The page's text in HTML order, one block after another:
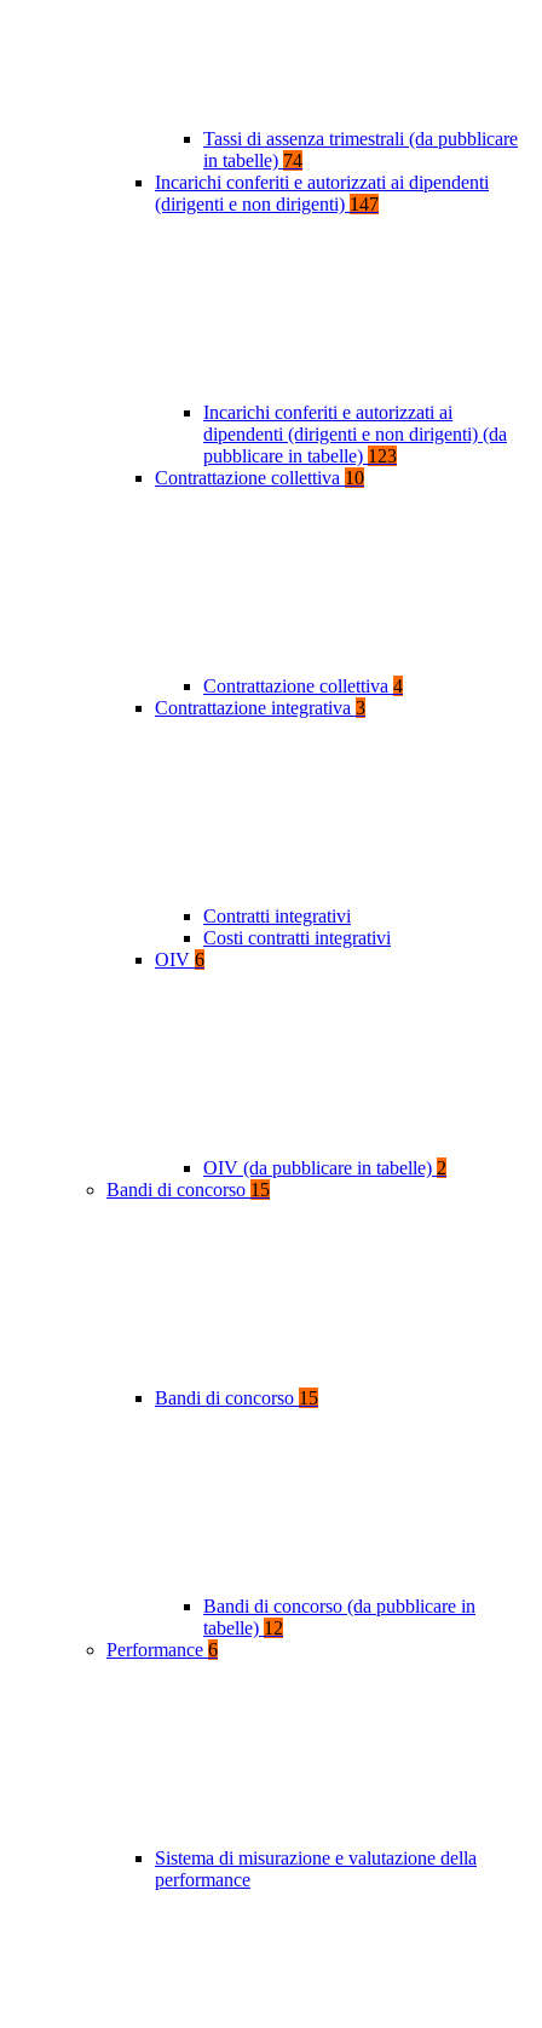
Tassi di assenza trimestrali (da pubblicare
in tabelle) 74
Incarichi conferiti e autorizzati ai dipendenti
(dirigenti e non dirigenti) 147
Incarichi conferiti e autorizzati ai
dipendenti (dirigenti e non dirigenti) (da
pubblicare in tabelle) 123
Contrattazione collettiva 10
Contrattazione collettiva 4
Contrattazione integrativa 3
Contratti integrativi
Costi contratti integrativi
OIV 6
OIV (da pubblicare in tabelle) 2
Bandi di concorso 15
Bandi di concorso 15
Bandi di concorso (da pubblicare in
tabelle) 12
Performance 6
Sistema di misurazione e valutazione della
performance